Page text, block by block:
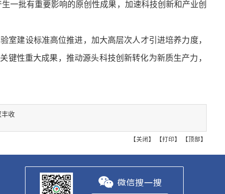
一批有重要影响的原创性成果，加速科技创新和产业创
室建设标准高位推进，加大高层次人才引进培养力度，
性重大成果，推动源头科技创新转化为新质生产力，
丰收
【关闭 】 【打印】 【 顶部】